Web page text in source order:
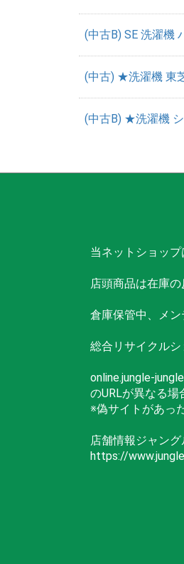
(中古B) SE 洗濯機
(中古) ★洗濯機 東
(中古B) ★洗濯機
当ネットショッ
店頭商品は在庫
倉庫保管中、メ
総合リサイクルシ
online.jungle-
のURLが異なる場
※偽サイトがあっ
店舗情報ジャン
https://